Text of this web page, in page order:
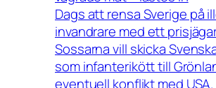
Dags att rensa Sverige på
invandrare med ett
Sossarna vill skicka
som infanterikött till
eventuell konflikt med USA.